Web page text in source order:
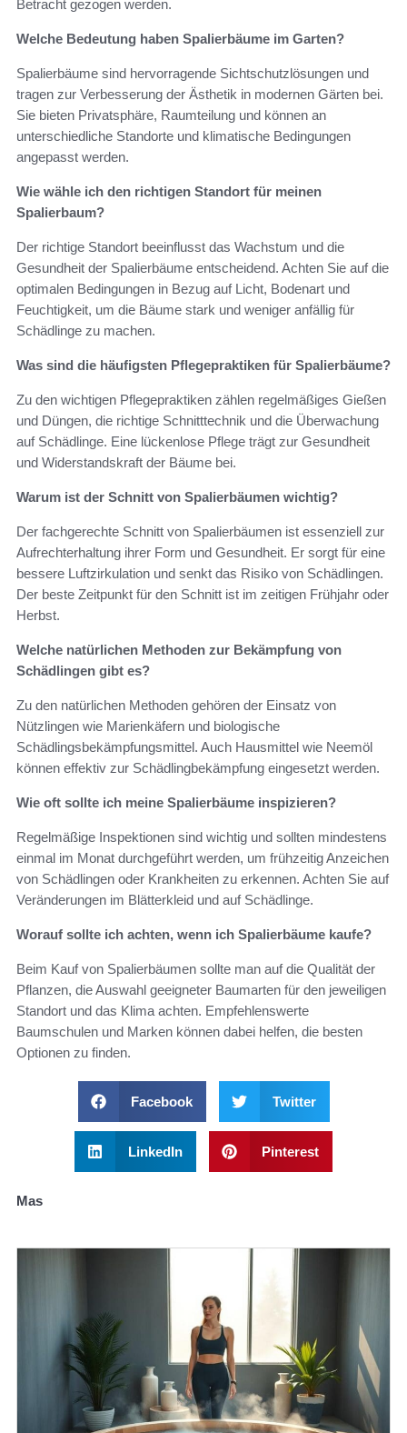
Betracht gezogen werden.
Welche Bedeutung haben Spalierbäume im Garten?
Spalierbäume sind hervorragende Sichtschutzlösungen und
tragen zur Verbesserung der Ästhetik in modernen Gärten bei.
Sie bieten Privatsphäre, Raumteilung und können an
unterschiedliche Standorte und klimatische Bedingungen
angepasst werden.
Wie wähle ich den richtigen Standort für meinen
Spalierbaum?
Der richtige Standort beeinflusst das Wachstum und die
Gesundheit der Spalierbäume entscheidend. Achten Sie auf die
optimalen Bedingungen in Bezug auf Licht, Bodenart und
Feuchtigkeit, um die Bäume stark und weniger anfällig für
Schädlinge zu machen.
Was sind die häufigsten Pflegepraktiken für Spalierbäume?
Zu den wichtigen Pflegepraktiken zählen regelmäßiges Gießen
und Düngen, die richtige Schnitttechnik und die Überwachung
auf Schädlinge. Eine lückenlose Pflege trägt zur Gesundheit
und Widerstandskraft der Bäume bei.
Warum ist der Schnitt von Spalierbäumen wichtig?
Der fachgerechte Schnitt von Spalierbäumen ist essenziell zur
Aufrechterhaltung ihrer Form und Gesundheit. Er sorgt für eine
bessere Luftzirkulation und senkt das Risiko von Schädlingen.
Der beste Zeitpunkt für den Schnitt ist im zeitigen Frühjahr oder
Herbst.
Welche natürlichen Methoden zur Bekämpfung von
Schädlingen gibt es?
Zu den natürlichen Methoden gehören der Einsatz von
Nützlingen wie Marienkäfern und biologische
Schädlingsbekämpfungsmittel. Auch Hausmittel wie Neemöl
können effektiv zur Schädlingbekämpfung eingesetzt werden.
Wie oft sollte ich meine Spalierbäume inspizieren?
Regelmäßige Inspektionen sind wichtig und sollten mindestens
einmal im Monat durchgeführt werden, um frühzeitig Anzeichen
von Schädlingen oder Krankheiten zu erkennen. Achten Sie auf
Veränderungen im Blätterkleid und auf Schädlinge.
Worauf sollte ich achten, wenn ich Spalierbäume kaufe?
Beim Kauf von Spalierbäumen sollte man auf die Qualität der
Pflanzen, die Auswahl geeigneter Baumarten für den jeweiligen
Standort und das Klima achten. Empfehlenswerte
Baumschulen und Marken können dabei helfen, die besten
Optionen zu finden.
Facebook Twitter
LinkedIn Pinterest
Mas